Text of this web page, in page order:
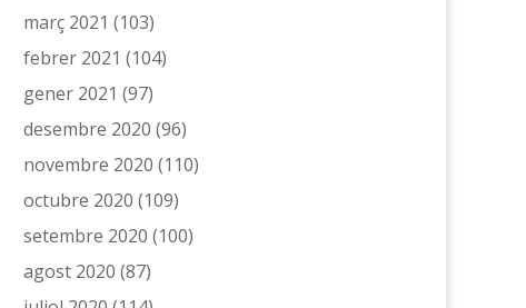
març 2021 (103)
febrer 2021 (104)
gener 2021 (97)
desembre 2020 (96)
novembre 2020 (110)
octubre 2020 (109)
setembre 2020 (100)
agost 2020 (87)